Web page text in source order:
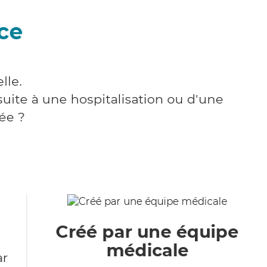
à une hospitalisation ou d'une
?
Créé par une équipe
médicale